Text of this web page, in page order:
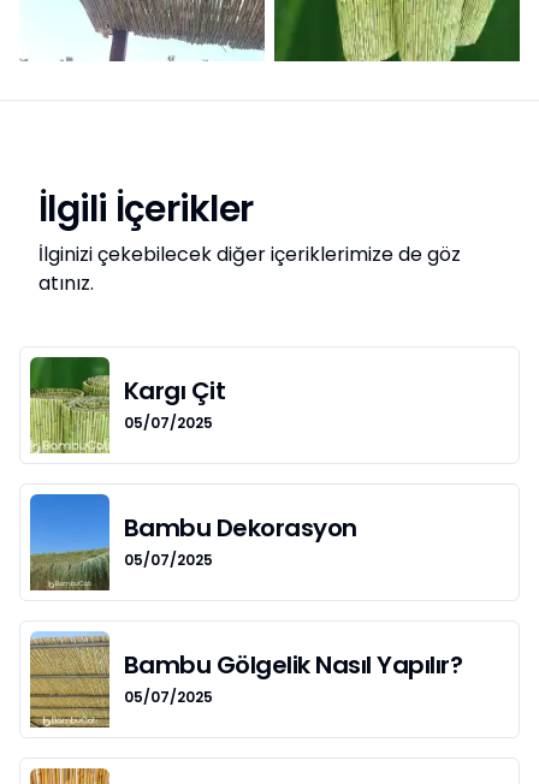
İlgili İçerikler
İlginizi çekebilecek diğer içeriklerimize de göz
atınız.
Kargı Çit
05/07/2025
Bambu Dekorasyon
05/07/2025
Bambu Gölgelik Nasıl Yapılır?
05/07/2025